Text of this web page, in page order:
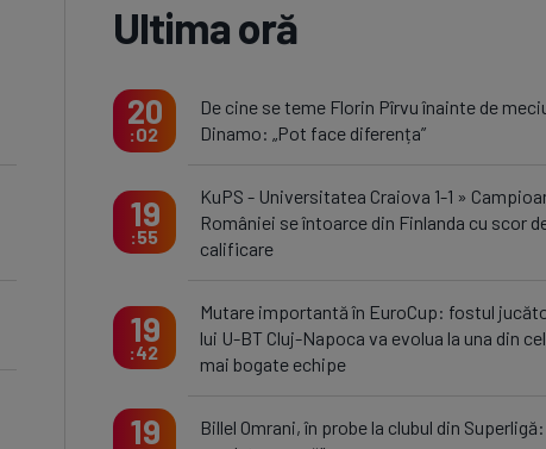
Ultima oră
20
02
De cine se teme Florin Pîrvu înainte de
Dinamo: „Pot face diferența”
19
55
KuPS - Universitatea Craiova 1-1 »
României se întoarce din Finlanda cu scor
calificare
19
42
Mutare importantă în EuroCup: fostul
lui U-BT Cluj-Napoca va evolua la una din
mai bogate echipe
19
Billel Omrani, în probe la clubul din Superligă: